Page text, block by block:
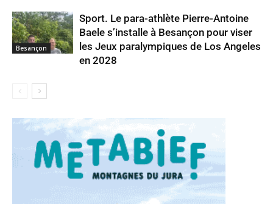
Besançon
Sport. Le para-athlète Pierre-Antoine
Baele s’installe à Besançon pour viser
les Jeux paralympiques de Los Angeles
en 2028